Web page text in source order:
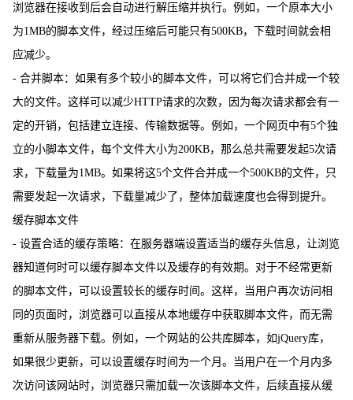
浏览器在接收到后会自动进行解压缩并执行。例如，一个原本大小
为1MB的脚本文件，经过压缩后可能只有500KB，下载时间就会相
应减少。
- 合并脚本：如果有多个较小的脚本文件，可以将它们合并成一个较
大的文件。这样可以减少HTTP请求的次数，因为每次请求都会有一
定的开销，包括建立连接、传输数据等。例如，一个网页中有5个独
立的小脚本文件，每个文件大小为200KB，那么总共需要发起5次请
求，下载量为1MB。如果将这5个文件合并成一个500KB的文件，只
需要发起一次请求，下载量减少了，整体加载速度也会得到提升。
缓存脚本文件
- 设置合适的缓存策略：在服务器端设置适当的缓存头信息，让浏览
器知道何时可以缓存脚本文件以及缓存的有效期。对于不经常更新
的脚本文件，可以设置较长的缓存时间。这样，当用户再次访问相
同的页面时，浏览器可以直接从本地缓存中获取脚本文件，而无需
重新从服务器下载。例如，一个网站的公共库脚本，如jQuery库，
如果很少更新，可以设置缓存时间为一个月。当用户在一个月内多
次访问该网站时，浏览器只需加载一次该脚本文件，后续直接从缓